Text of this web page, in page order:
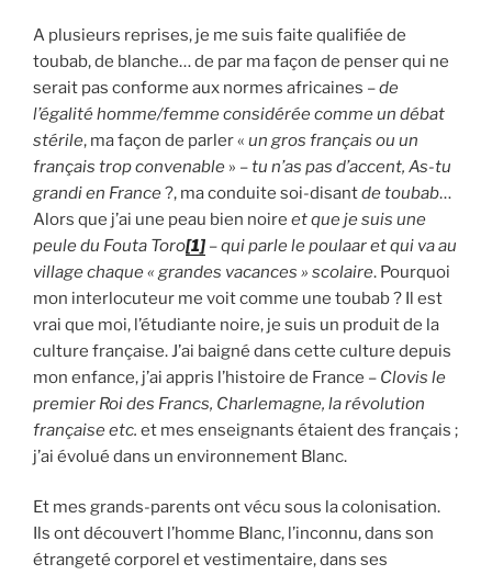
A plusieurs reprises, je me suis faite qualifiée de
toubab, de blanche… de par ma façon de penser qui ne
serait pas conforme aux normes africaines –de
l’égalité homme/femme considérée comme un débat
stérile, ma façon de parler « un gros français ou un
français trop convenable » –tu n’as pas d’accent, As-tu
grandi en France?, ma conduite soi-disantde toubab…
Alors que j’ai une peau bien noire et que je suis une
peule du Fouta Toro[1] – qui parle le poulaar et qui va au
village chaque « grandes vacances » scolaire. Pourquoi
mon interlocuteur me voit comme une toubab ? Il est
vrai que moi, l’étudiante noire, je suis un produit de la
culture française. J’ai baigné dans cette culture depuis
mon enfance, j’ai appris l’histoire de France – Clovis le
premier Roi des Francs, Charlemagne, la révolution
française etc. et mes enseignants étaient des français ;
j’ai évolué dans un environnement Blanc.
Et mes grands-parents ont vécu sous la colonisation.
Ils ont découvert l’homme Blanc, l’inconnu, dans son
étrangeté corporel et vestimentaire, dans ses